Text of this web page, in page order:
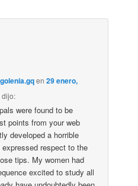
en29 enero,
dijo:
were found to be
points from your web
developed a horrible
respect to the
tips. My women had
excited to study all